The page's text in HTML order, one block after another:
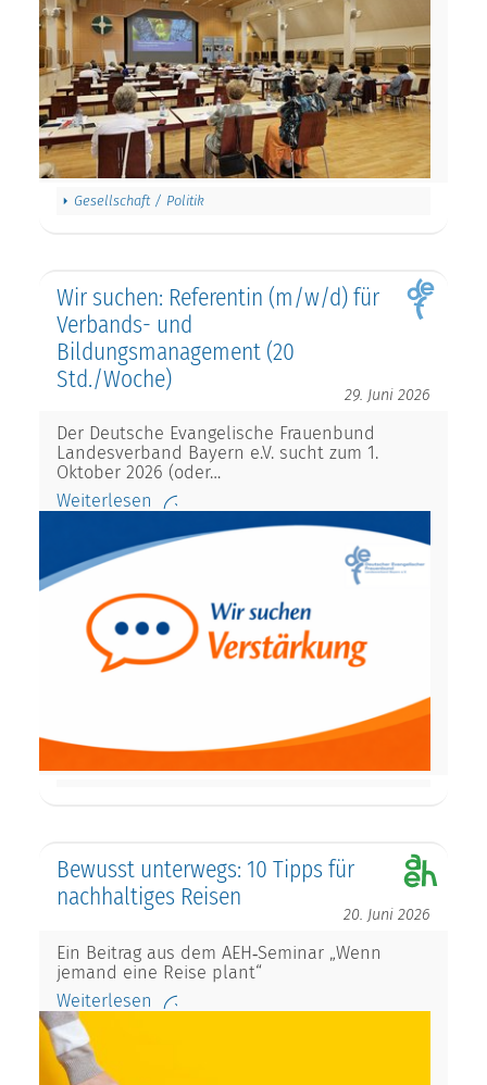
Gesellschaft / Politik
Wir suchen: Referentin (m/w/d) für
Verbands- und
Bildungsmanagement (20
Std./Woche)
29. Juni 2026
Der Deutsche Evangelische Frauenbund
Landesverband Bayern e.V. sucht zum 1.
Oktober 2026 (oder…
Weiterlesen
Bewusst unterwegs: 10 Tipps für
nachhaltiges Reisen
20. Juni 2026
Ein Beitrag aus dem AEH‑Seminar „Wenn
jemand eine Reise plant“
Weiterlesen